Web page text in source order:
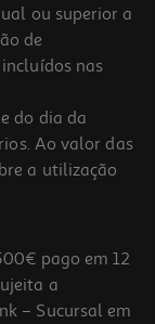
ou superior a
de
nas
do dia da
Ao valor das
a utilização
pago em 12
a
– Sucursal em